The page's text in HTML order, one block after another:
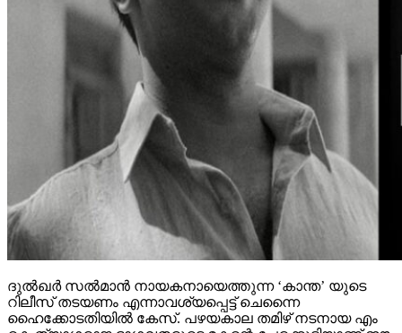
ദുല്‍ഖര്‍ സല്‍മാന്‍ നായകനായെത്തുന്ന ‘കാന്ത’ യുടെ
റിലീസ് തടയണം എന്നാവശ്യപ്പെട്ട് ചെന്നൈ
ഹൈക്കോടതിയില്‍ കേസ്. പഴയകാല തമിഴ് നടനായ എം